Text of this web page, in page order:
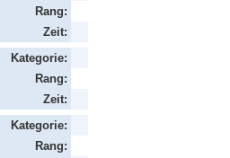
Rang:
Zeit:
Kategorie:
Rang:
Zeit:
Kategorie:
Rang: